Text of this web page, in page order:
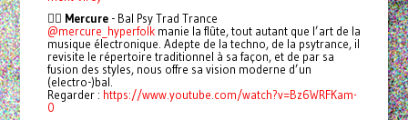
🧚‍♂️ Mercure- Bal Psy Trad Trance
@mercure_hyperfolkmanie la flûte, tout autant que l’art de la
musique électronique. Adepte de la techno, de la psytrance, il
revisite le répertoire traditionnel à sa façon, et de par sa
fusion des styles, nous offre sa vision moderne d’un
(electro-)bal.
Regarder : https://www.youtube.com/watch?v=Bz6WRFKam-
0